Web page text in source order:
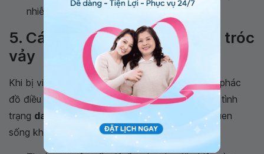
nhiễm trùng máu.
5. Cách phòng ngừa da bong tróc
vảy
Khi bị viêm da bong vảy, bạn nên tuân thủ theo phác
đồ điều trị của bác sĩ. Đồng thời để phòng ngừa tình
trạng da bong vảy nhiều, bạn nên duy trì thói quen
sống khoa học, luyện tập hợp lý như: